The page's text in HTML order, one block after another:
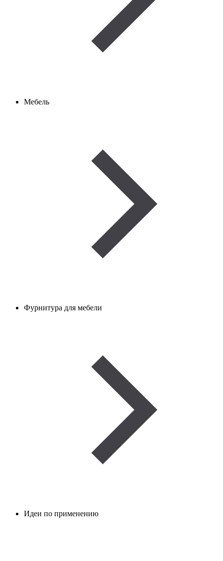
Мебель
Фурнитура для мебели
Идеи по применению